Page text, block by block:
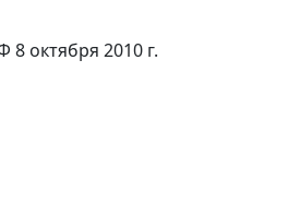
октября 2010 г.